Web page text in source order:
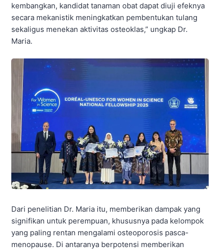
kembangkan, kandidat tanaman obat dapat diuji efeknya
secara mekanistik meningkatkan pembentukan tulang
sekaligus menekan aktivitas osteoklas,” ungkap Dr.
Maria.
Dari penelitian Dr. Maria itu, memberikan dampak yang
signifikan untuk perempuan, khususnya pada kelompok
yang paling rentan mengalami osteoporosis pasca-
menopause. Di antaranya berpotensi memberikan